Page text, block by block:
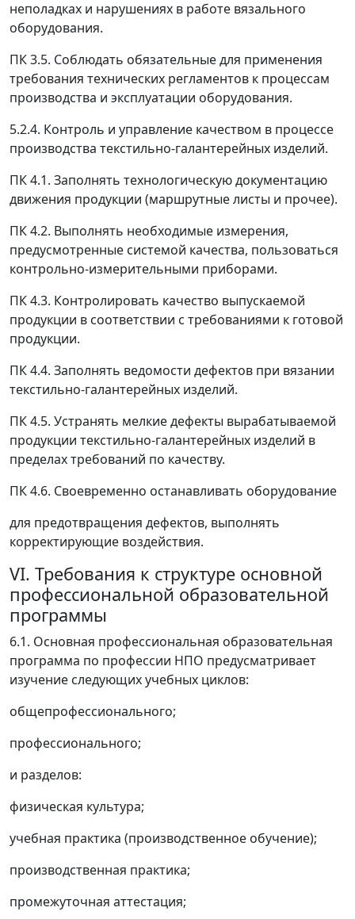
неполадках и нарушениях в работе вязального
оборудования.
ПК 3.5. Соблюдать обязательные для применения
требования технических регламентов к процессам
производства и эксплуатации оборудования.
5.2.4. Контроль и управление качеством в процессе
производства текстильно-галантерейных изделий.
ПК 4.1. Заполнять технологическую документацию
движения продукции (маршрутные листы и прочее).
ПК 4.2. Выполнять необходимые измерения,
предусмотренные системой качества, пользоваться
контрольно-измерительными приборами.
ПК 4.3. Контролировать качество выпускаемой
продукции в соответствии с требованиями к готовой
продукции.
ПК 4.4. Заполнять ведомости дефектов при вязании
текстильно-галантерейных изделий.
ПК 4.5. Устранять мелкие дефекты вырабатываемой
продукции текстильно-галантерейных изделий в
пределах требований по качеству.
ПК 4.6. Своевременно останавливать оборудование
для предотвращения дефектов, выполнять
корректирующие воздействия.
VI. Требования к структуре основной
профессиональной образовательной
программы
6.1. Основная профессиональная образовательная
программа по профессии НПО предусматривает
изучение следующих учебных циклов:
общепрофессионального;
профессионального;
и разделов:
физическая культура;
учебная практика (производственное обучение);
производственная практика;
промежуточная аттестация;